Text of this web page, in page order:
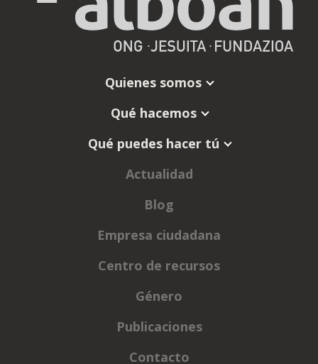
Quienes somos
Qué hacemos
Qué puedes hacer tú
Actualidad
Blog
Empresa ciudadana
Centro de recursos
Género
Publicaciones
Contacto